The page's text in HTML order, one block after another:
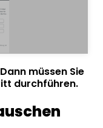
müssen Sie
durchführen.